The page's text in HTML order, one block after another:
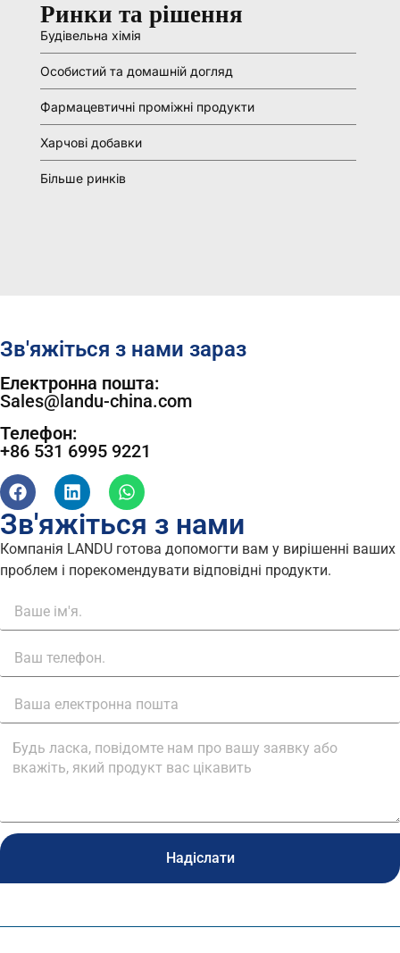
Ринки та рішення
Будівельна хімія
Особистий та домашній догляд
Фармацевтичні проміжні продукти
Харчові добавки
Більше ринків
Зв'яжіться з нами зараз
Електронна пошта:
Sales@landu-china.com
Телефон:
+86 531 6995 9221
Зв'яжіться з нами
Компанія LANDU готова допомогти вам у вирішенні ваших
проблем і порекомендувати відповідні продукти.
Надіслати